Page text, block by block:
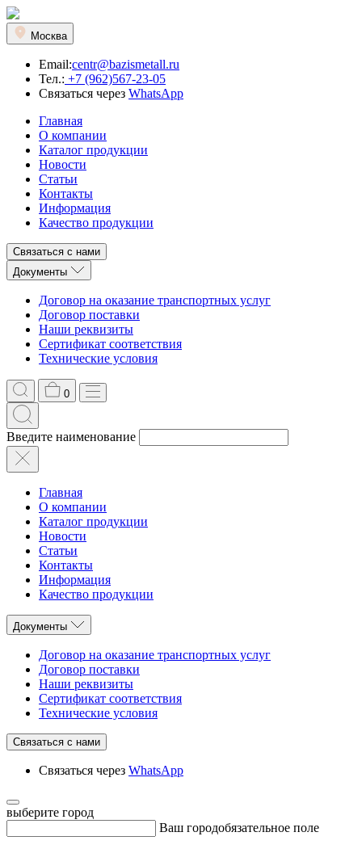
Москва
Email:centr@bazismetall.ru
Тел.: +7 (962)567-23-05
Связаться через WhatsApp
Главная
О компании
Каталог продукции
Новости
Статьи
Контакты
Информация
Качество продукции
Связаться с нами
Документы
Договор на оказание транспортных услуг
Договор поставки
Наши реквизиты
Сертификат соответствия
Технические условия
0
Введите наименование
Главная
О компании
Каталог продукции
Новости
Статьи
Контакты
Информация
Качество продукции
Документы
Договор на оказание транспортных услуг
Договор поставки
Наши реквизиты
Сертификат соответствия
Технические условия
Связаться с нами
Связаться через WhatsApp
выберите город
Ваш городобязательное поле